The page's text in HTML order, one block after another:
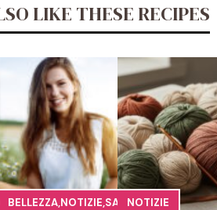
LIKE THESE RECIPES
BELLEZZA,NOTIZIE,SALUTENOTIZIE